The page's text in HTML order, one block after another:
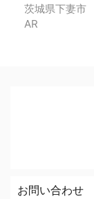
茨城県下妻
AR
お問い合わせ